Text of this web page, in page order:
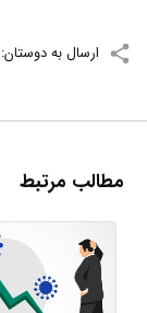
ارسال به دوستان:
مطالب مرتبط